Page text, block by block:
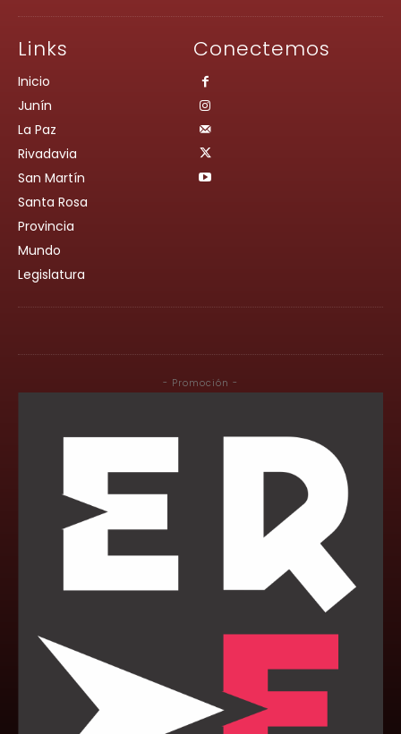
Links
Inicio
Junín
La Paz
Rivadavia
San Martín
Santa Rosa
Provincia
Mundo
Legislatura
Conectemos
- Promoción -